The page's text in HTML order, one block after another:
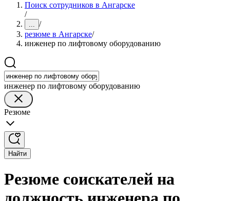
Поиск сотрудников в Ангарске
/
... /
резюме в Ангарске/
инженер по лифтовому оборудованию
инженер по лифтовому оборудованию
Резюме
Найти
Резюме соискателей на